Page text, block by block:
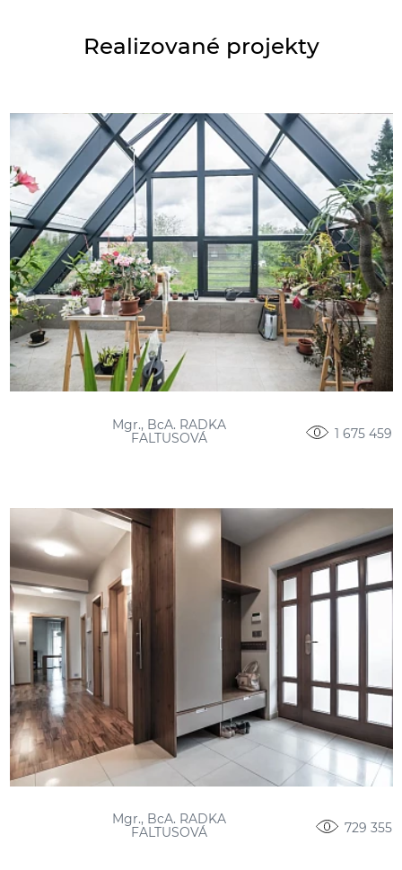
Realizované projekty
Mgr., BcA. RADKA
FALTUSOVÁ
1 675 459
Mgr., BcA. RADKA
FALTUSOVÁ
729 355